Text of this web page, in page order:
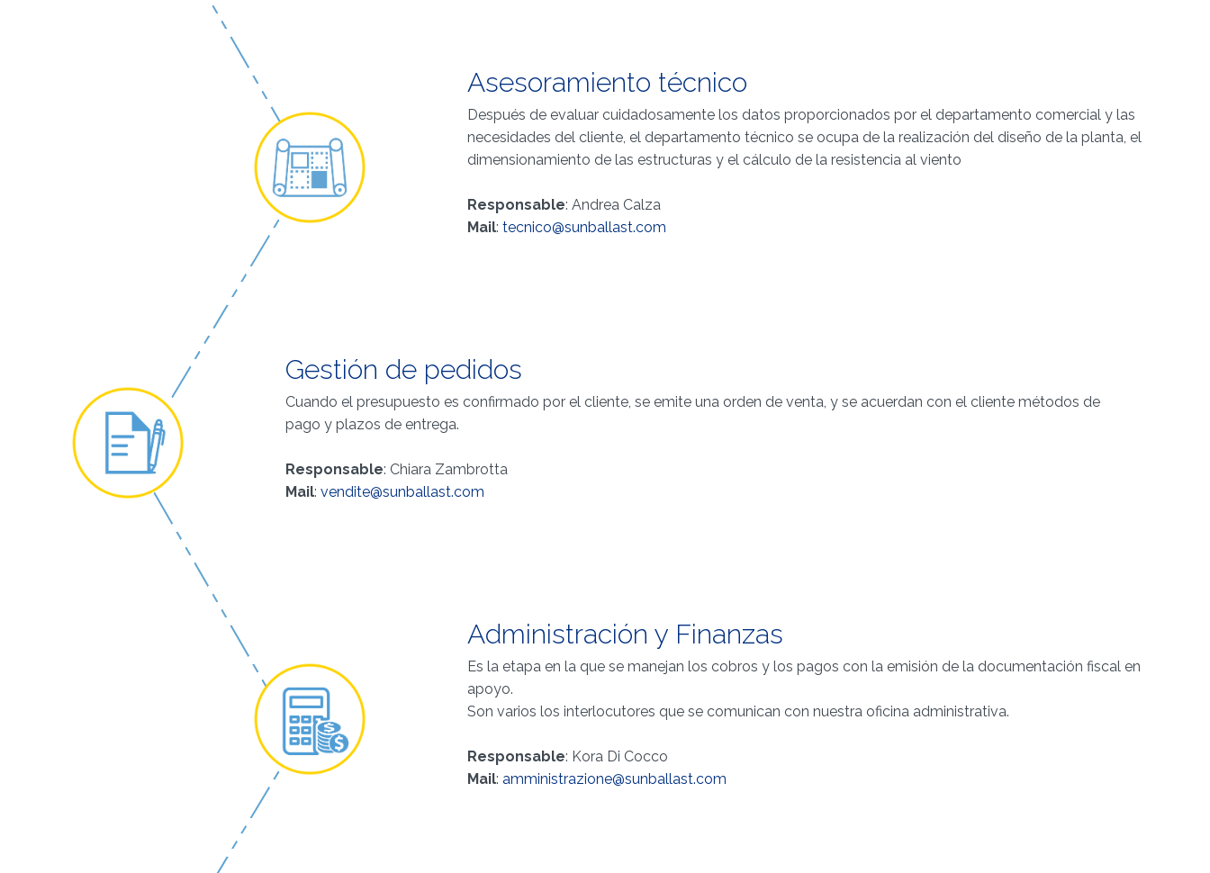
Asesoramiento técnico
Después de evaluar cuidadosamente los datos proporcionados por el departamento comercial y las
necesidades del cliente, el departamento técnico se ocupa de la realización del diseño de la planta, el
dimensionamiento de las estructuras y el cálculo de la resistencia al viento
Responsable: Andrea Calza
Mail: tecnico@sunballast.com
Gestión de pedidos
Cuando el presupuesto es confirmado por el cliente, se emite una orden de venta, y se acuerdan con el cliente métodos de
pago y plazos de entrega.
Responsable: Chiara Zambrotta
Mail:vendite@sunballast.com
Administración y Finanzas
Es la etapa en la que se manejan los cobros y los pagos con la emisión de la documentación fiscal en
apoyo.
Son varios los interlocutores que se comunican con nuestra oficina administrativa.
Responsable: Kora Di Cocco
Mail: amministrazione@sunballast.com